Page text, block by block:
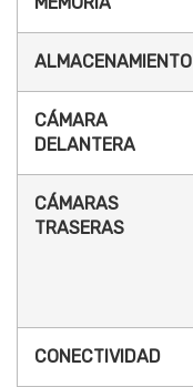
ALMACENAMIENTO
CÁMARA
DELANTERA
CÁMARAS
TRASERAS
CONECTIVIDAD